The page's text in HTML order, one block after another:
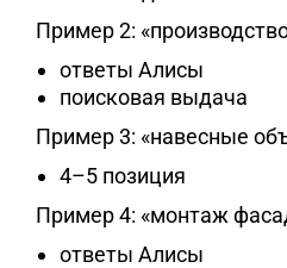
Пример 2:
ответы Алисы
поисковая выдача
Пример 3: «навесные
4–5 позиция
Пример 4: «монтаж
ответы Алисы